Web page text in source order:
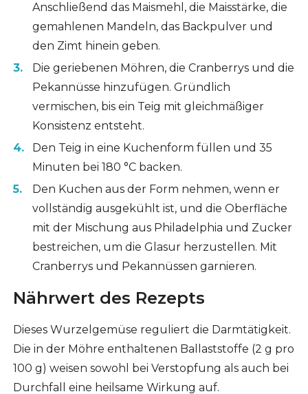
Anschließend das Maismehl, die Maisstärke, die
gemahlenen Mandeln, das Backpulver und
den Zimt hinein geben.
Die geriebenen Möhren, die Cranberrys und die
Pekannüsse hinzufügen. Gründlich
vermischen, bis ein Teig mit gleichmäßiger
Konsistenz entsteht.
Den Teig in eine Kuchenform füllen und 35
Minuten bei 180 °C backen.
Den Kuchen aus der Form nehmen, wenn er
vollständig ausgekühlt ist, und die Oberfläche
mit der Mischung aus Philadelphia und Zucker
bestreichen, um die Glasur herzustellen. Mit
Cranberrys und Pekannüssen garnieren.
Nährwert des Rezepts
Dieses Wurzelgemüse reguliert die Darmtätigkeit.
Die in der Möhre enthaltenen Ballaststoffe (2 g pro
100 g) weisen sowohl bei Verstopfung als auch bei
Durchfall eine heilsame Wirkung auf.